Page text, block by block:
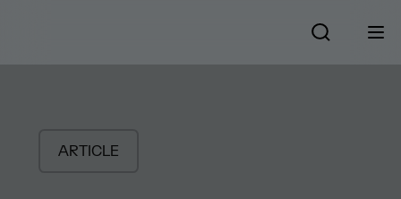
ARTICLE